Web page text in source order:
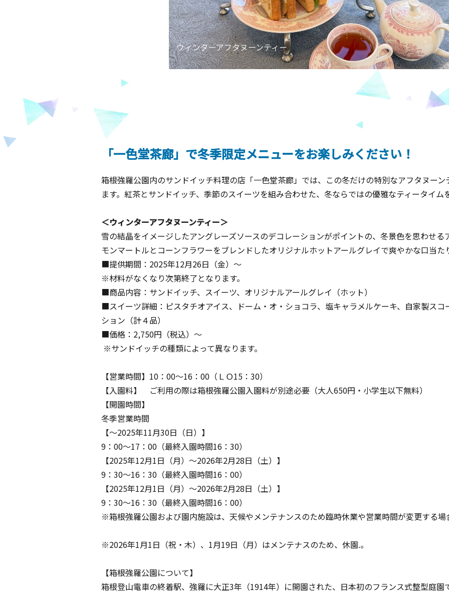
「一色堂茶廊」で冬季限定メニューをお楽しみください！
箱根強羅公園内のサンドイッチ料理の店「一色堂茶廊」では、この冬だけの特別なアフタヌー
ます。紅茶とサンドイッチ、季節のスイーツを組み合わせた、冬ならではの優雅なティータイム
＜ウィンターアフタヌーンティー＞
雪の結晶をイメージしたアングレーズソースのデコレーションがポイントの、冬景色を思わせる
モンマートルとコーンフラワーをブレンドしたオリジナルホットアールグレイで爽やかな口当た
■提供期間： 2025年12月26日（金）～
※材料がなくなり次第終了となります。
■商品内容：サンドイッチ、スイーツ、オリジナルアールグレイ（ホット）
■スイーツ詳細：ピスタチオアイス、ドーム・オ・ショコラ、塩キャラメルケーキ、自家製ス
ション（計４品）
■価格： 2,750円（税込）～
※サンドイッチの種類によって異なります。
【営業時間】 10 ： 00～16 ： 00 （ＬＯ15 ： 30）
【入園料】 ご利用の際は箱根強羅公園入園料が別途必要（大人650円・小学生以下無料）
【開園時間】
冬季営業時間
【～2025年11月30日（日）】
9 ： 00～17 ： 00 （最終入園時間16 ： 30）
【2025年12月1日（月）～2026年2月28日（土）】
9：30～16：30（最終入園時間16：00）
【2025年12月1日（月）～2026年2月28日（土）】
9：30～16：30（最終入園時間16：00）
※箱根強羅公園および園内施設は、天候やメンテナンスのため臨時休業や営業時間が変更する場
※2026年1月1日（祝・木）、1月19日（月）はメンテナスのため、休園.。
【箱根強羅公園について】
箱根登山電車の終着駅、強羅に大正3年（1914年）に開園された、日本初のフランス式整型庭園